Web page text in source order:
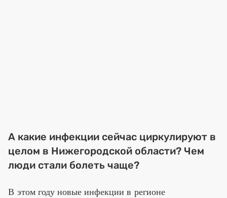
А какие инфекции сейчас циркулируют в
целом в Нижегородской области? Чем
люди стали болеть чаще?
В этом году новые инфекции в регионе